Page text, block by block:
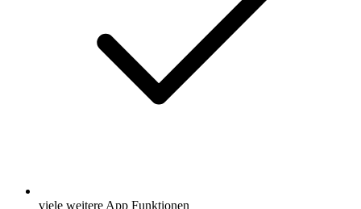
viele weitere App Funktionen